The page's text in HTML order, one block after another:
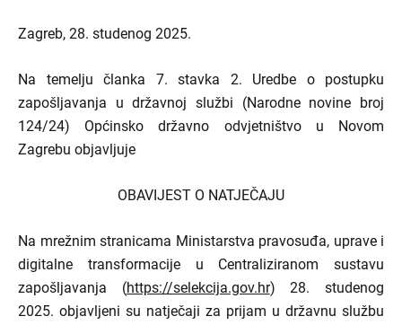
Zagreb, 28. studenog 2025.
Na temelju članka 7. stavka 2. Uredbe o postupku
zapošljavanja u državnoj službi (Narodne novine broj
124/24) Općinsko državno odvjetništvo u Novom
Zagrebu objavljuje
OBAVIJEST O NATJEČAJU
Na mrežnim stranicama Ministarstva pravosuđa, uprave i
digitalne transformacije u Centraliziranom sustavu
zapošljavanja (https://selekcija.gov.hr) 28. studenog
2025. objavljeni su natječaji za prijam u državnu službu